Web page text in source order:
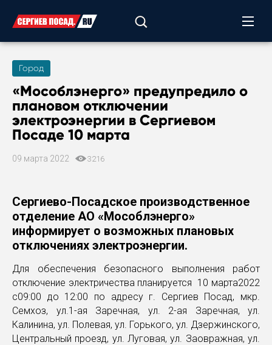
Город
«Мособлэнерго» предупредило о
плановом отключении
электроэнергии в Сергиевом
Посаде 10 марта
09 марта 2022 3216
Сергиево-Посадское производственное
отделение АО «Мособлэнерго»
информирует о возможных плановых
отключениях электроэнергии.
Для обеспечения безопасного выполнения работ
отключение электричества планируется 10 марта2022
с09:00 до 12:00 по адресу г. Сергиев Посад, мкр.
Семхоз, ул.1-ая Заречная, ул. 2-ая Заречная, ул.
Калинина, ул. Полевая, ул. Горького, ул. Дзержинского,
Центральный проезд, ул. Луговая, ул. Заовражная, ул.